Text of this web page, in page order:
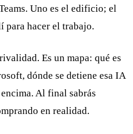
Uno es el edificio; el
para hacer el trabajo.
Es un mapa: qué es
dónde se detiene esa IA
Al final sabrás
en realidad.